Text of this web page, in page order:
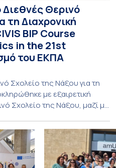
Θερινό
τη Διαχρονική
BIP Course
in the 21st
του ΕΚΠΑ
Σχολείο της Νάξου για τη
με εξαιρετική
Σχολείο της Νάξου, μαζί με
διεξήχθη από τις 19 έως τις
κτίριο της πρώην σχολής […]